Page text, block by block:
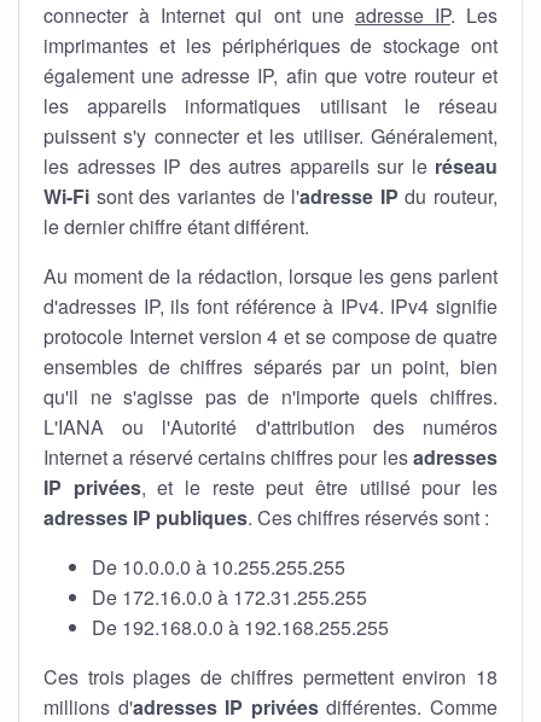
connecter à Internet qui ont une adresse IP. Les
imprimantes et les périphériques de stockage ont
également une adresse IP, afin que votre routeur et
les appareils informatiques utilisant le réseau
puissent s'y connecter et les utiliser. Généralement,
les adresses IP des autres appareils sur le réseau
Wi-Fi sont des variantes de l'adresse IP du routeur,
le dernier chiffre étant différent.
Au moment de la rédaction, lorsque les gens parlent
d'adresses IP, ils font référence à IPv4. IPv4 signifie
protocole Internet version 4 et se compose de quatre
ensembles de chiffres séparés par un point, bien
qu'il ne s'agisse pas de n'importe quels chiffres.
L'IANA ou l'Autorité d'attribution des numéros
Internet a réservé certains chiffres pour lesadresses
IP privées, et le reste peut être utilisé pour les
adresses IP publiques. Ces chiffres réservés sont :
De 10.0.0.0 à 10.255.255.255
De 172.16.0.0 à 172.31.255.255
De 192.168.0.0 à 192.168.255.255
Ces trois plages de chiffres permettent environ 18
millions d'adresses IP privéesdifférentes. Comme